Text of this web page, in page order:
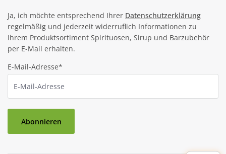
Ja, ich möchte entsprechend Ihrer Datenschutzerklärung
regelmäßig und jederzeit widerruflich Informationen zu
Ihrem Produktsortiment Spirituosen, Sirup und Barzubehör
per E-Mail erhalten.
E-Mail-Adresse*
Abonnieren